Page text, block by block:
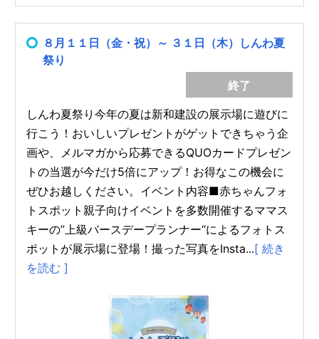
８月１１日（金・祝）～ ３１日（木）しんわ夏
祭り
終了
しんわ夏祭り今年の夏は新和建設の展示場に遊びに
行こう！おいしいプレゼントがゲットできちゃう企
画や、メルマガから応募できるQUOカードプレゼン
トの当選が今だけ5倍にアップ！お得なこの機会に
ぜひお越しください。イベント内容■赤ちゃんフォ
トスポット親子向けイベントを多数開催するママス
キーの”上級バースデープランナー“によるフォトス
ポットが展示場に登場！撮った写真をInsta...[ 続き
を読む ]